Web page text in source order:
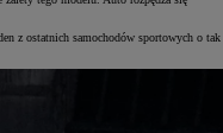
z ostatnich samochodów sportowych o tak